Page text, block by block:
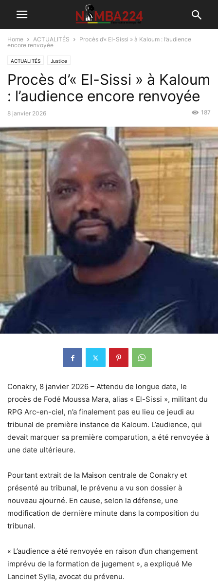
Home ACTUALITÉS
Procès d’« El-Sissi » à Kaloum : l’audience
encore renvoyée
ACTUALITÉS Justice
Procès d’« El-Sissi » à Kaloum
: l’audience encore renvoyée
8 janvier 2026 187
Conakry, 8 janvier 2026 – Attendu de longue date, le
procès de Fodé Moussa Mara, alias « El-Sissi », militant du
RPG Arc-en-ciel, n’a finalement pas eu lieu ce jeudi au
tribunal de première instance de Kaloum. L’audience, qui
devait marquer sa première comparution, a été renvoyée à
une date ultérieure.
Pourtant extrait de la Maison centrale de Conakry et
présenté au tribunal, le prévenu a vu son dossier à
nouveau ajourné. En cause, selon la défense, une
modification de dernière minute dans la composition du
tribunal.
« L’audience a été renvoyée en raison d’un changement
imprévu de la formation de jugement », a expliqué Me
Lancinet Sylla, avocat du prévenu.